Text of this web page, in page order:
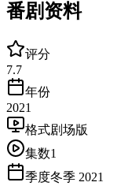
番剧资料
评分
7.7
年份
2021
格式剧场版
集数1
季度冬季 2021